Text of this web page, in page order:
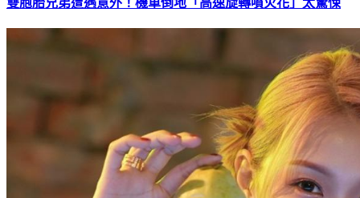
雙胞胎兄弟遭遇意外！機車倒地「高速旋轉噴火花」太驚悚